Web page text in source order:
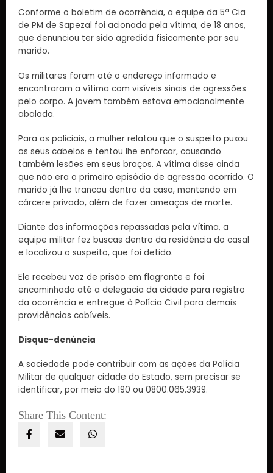
Conforme o boletim de ocorrência, a equipe da 5ª Cia
de PM de Sapezal foi acionada pela vítima, de 18 anos,
que denunciou ter sido agredida fisicamente por seu
marido.
Os militares foram até o endereço informado e
encontraram a vítima com visíveis sinais de agressões
pelo corpo. A jovem também estava emocionalmente
abalada.
Para os policiais, a mulher relatou que o suspeito puxou
os seus cabelos e tentou lhe enforcar, causando
também lesões em seus braços. A vítima disse ainda
que não era o primeiro episódio de agressão ocorrido. O
marido já lhe trancou dentro da casa, mantendo em
cárcere privado, além de fazer ameaças de morte.
Diante das informações repassadas pela vítima, a
equipe militar fez buscas dentro da residência do casal
e localizou o suspeito, que foi detido.
Ele recebeu voz de prisão em flagrante e foi
encaminhado até a delegacia da cidade para registro
da ocorrência e entregue à Polícia Civil para demais
providências cabíveis.
Disque-denúncia
A sociedade pode contribuir com as ações da Polícia
Militar de qualquer cidade do Estado, sem precisar se
identificar, por meio do 190 ou 0800.065.3939.
Share This Content: